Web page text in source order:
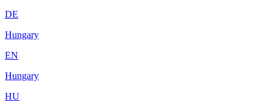
DE
Hungary
EN
Hungary
HU